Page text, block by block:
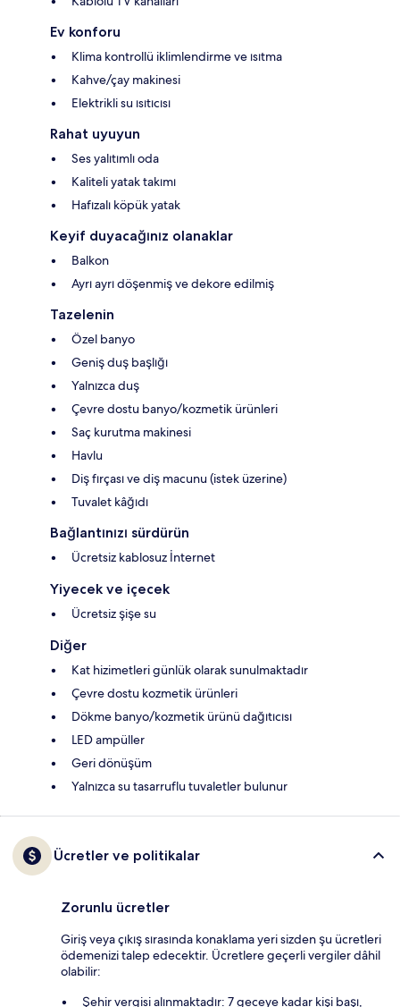
Ev konforu
Klima kontrollü iklimlendirme ve ısıtma
Kahve/çay makinesi
Elektrikli su ısıtıcısı
Rahat uyuyun
Ses yalıtımlı oda
Kaliteli yatak takımı
Hafızalı köpük yatak
Keyif duyacağınız olanaklar
Balkon
Ayrı ayrı döşenmiş ve dekore edilmiş
Tazelenin
Özel banyo
Geniş duş başlığı
Yalnızca duş
Çevre dostu banyo/kozmetik ürünleri
Saç kurutma makinesi
Havlu
Diş fırçası ve diş macunu (istek üzerine)
Tuvalet kâğıdı
Bağlantınızı sürdürün
Ücretsiz kablosuz İnternet
Yiyecek ve içecek
Ücretsiz şişe su
Diğer
Kat hizimetleri günlük olarak sunulmaktadır
Çevre dostu kozmetik ürünleri
Dökme banyo/kozmetik ürünü dağıtıcısı
LED ampüller
Geri dönüşüm
Yalnızca su tasarruflu tuvaletler bulunur
Ücretler ve politikalar
Zorunlu ücretler
Giriş veya çıkış sırasında konaklama yeri sizden şu ücretleri
ödemenizi talep edecektir. Ücretlere geçerli vergiler dâhil
olabilir:
Şehir vergisi alınmaktadır: 7 geceye kadar kişi başı,